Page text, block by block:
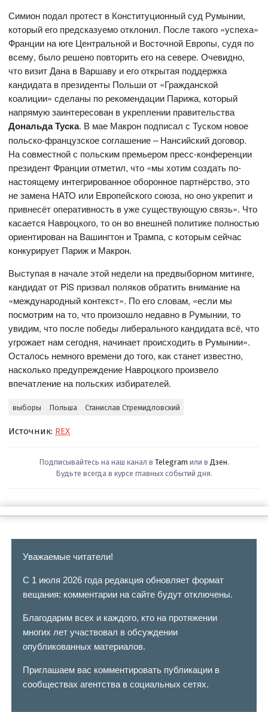
Симион подал протест в Конституционный суд Румынии,
который его предсказуемо отклонил. После такого «успеха»
Франции на юге Центральной и Восточной Европы, судя по
всему, было решено повторить его на севере. Очевидно,
что визит Дана в Варшаву и его открытая поддержка
кандидата в президенты Польши от «Гражданской
коалиции» сделаны по рекомендации Парижа, который
напрямую заинтересован в укреплении правительства
Дональда Туска. В мае Макрон подписал с Туском новое
польско-французское соглашение – Нансийский договор.
На совместной с польским премьером пресс-конференции
президент Франции отметил, что «мы хотим создать по-
настоящему интегрированное оборонное партнёрство, это
не замена НАТО или Европейского союза, но оно укрепит и
привнесёт оперативность в уже существующую связь». Что
касается Навроцкого, то он во внешней политике полностью
ориентирован на Вашингтон и Трампа, с которым сейчас
конкурирует Париж и Макрон.
Выступая в начале этой недели на предвыборном митинге,
кандидат от PiS призвал поляков обратить внимание на
«международный контекст». По его словам, «если мы
посмотрим на то, что произошло недавно в Румынии, то
увидим, что после победы либерального кандидата всё, что
угрожает нам сегодня, начинает происходить в Румынии».
Осталось немного времени до того, как станет известно,
насколько предупреждение Навроцкого произвело
впечатление на польских избирателей.
выборы Польша Станислав Стремидловский
Источник: REX
Подписывайтесь на наш канал в Telegram или в Дзен.
Будьте всегда в курсе главных событий дня.
Уважаемые читатели!
С 1 июля 2026 года редакция обновляет формат
вещания: комментарии на сайте будут отключены.
Благодарим всех и каждого, кто на протяжении
многих лет участвовал в обсуждении
опубликованных материалов.
Приглашаем вас комментировать публикации в
сообществах агентства в социальных сетях.